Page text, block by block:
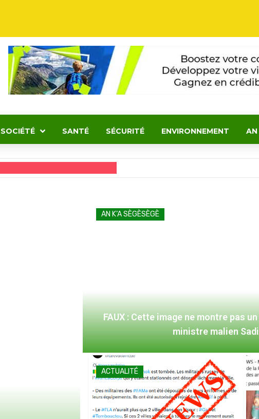
SOCIÉTÉ SANTÉ SÉCURITÉ ENVIRONNEMENT AN
AN K’A SÈGÈSÈGÈ
FAUX : Cette image ne montre pas
ministre malien
ACTUALITÉ